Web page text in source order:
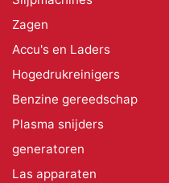
Zagen
Accu's en Laders
Hogedrukreinigers
Benzine gereedschap
Plasma snijders
generatoren
Las apparaten